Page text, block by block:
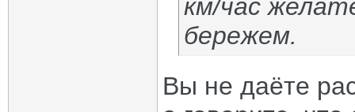
км/час
бережем.
Вы не даёте